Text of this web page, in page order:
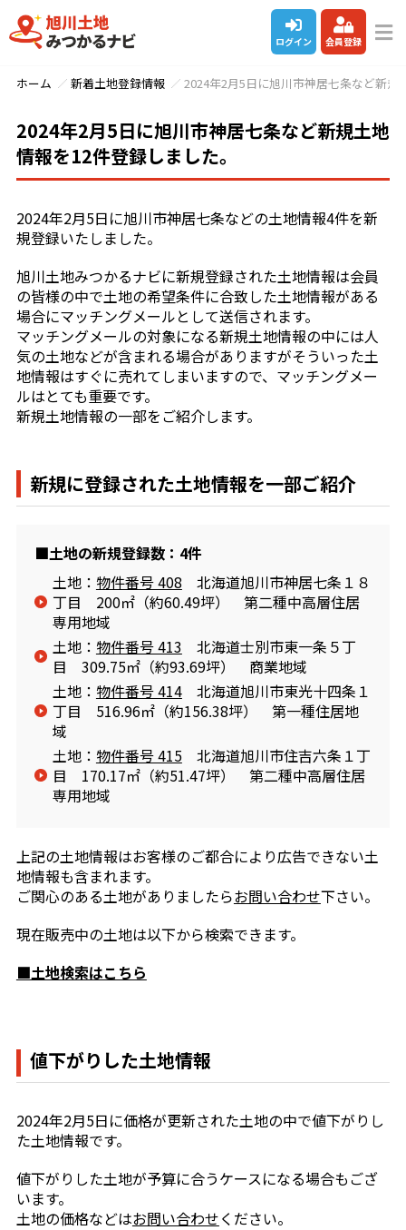
ログイン 会員登録
ホーム 新着土地登録情報 2024年2月5日に旭川市神居七条など新規
2024年2月5日に旭川市神居七条など新規土地
情報を12件登録しました。
2024年2月5日に旭川市神居七条などの土地情報4件を新
規登録いたしました。
旭川土地みつかるナビに新規登録された土地情報は会員
の皆様の中で土地の希望条件に合致した土地情報がある
場合にマッチングメールとして送信されます。
マッチングメールの対象になる新規土地情報の中には人
気の土地などが含まれる場合がありますがそういった土
地情報はすぐに売れてしまいますので、マッチングメー
ルはとても重要です。
新規土地情報の一部をご紹介します。
新規に登録された土地情報を一部ご紹介
■土地の新規登録数：4件
土地： 物件番号 408 北海道旭川市神居七条１８
丁目 200㎡（約60.49坪） 第二種中高層住居
専用地域
土地： 物件番号 413 北海道士別市東一条５丁
目 309.75㎡（約93.69坪） 商業地域
土地： 物件番号 414北海道旭川市東光十四条１
丁目 516.96㎡（約156.38坪） 第一種住居地
域
土地： 物件番号 415北海道旭川市住吉六条１丁
目 170.17㎡（約51.47坪） 第二種中高層住居
専用地域
上記の土地情報はお客様のご都合により広告できない土
地情報も含まれます。
ご関心のある土地がありましたらお問い合わせ下さい。
現在販売中の土地は以下から検索できます。
■土地検索はこちら
値下がりした土地情報
2024年2月5日に価格が更新された土地の中で値下がりし
た土地情報です。
値下がりした土地が予算に合うケースになる場合もござ
います。
土地の価格などはお問い合わせください。